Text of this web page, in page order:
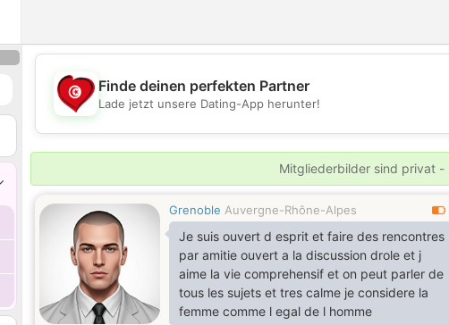
💖
💕
Finde deinen perfekten Partner
Lade jetzt unsere Dating-App herunter!
Mitgliederbilder sind privat
Grenoble Auvergne-Rhône-Alpes
Je suis ouvert d esprit et faire des rencontres
par amitie ouvert a la discussion drole et j
aime la vie comprehensif et on peut parler de
tous les sujets et tres calme je considere la
femme comme l egal de l homme